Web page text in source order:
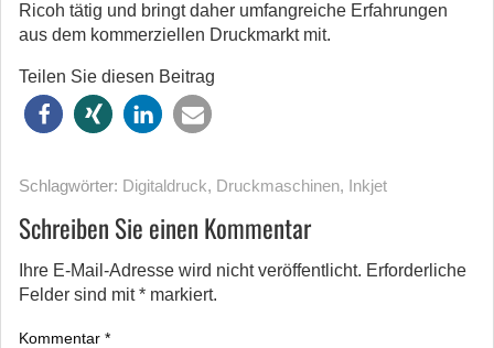
Ricoh tätig und bringt daher umfangreiche Erfahrungen
aus dem kommerziellen Druckmarkt mit.
Teilen Sie diesen Beitrag
Schlagwörter: Digitaldruck, Druckmaschinen, Inkjet
Schreiben Sie einen Kommentar
Ihre E-Mail-Adresse wird nicht veröffentlicht. Erforderliche
Felder sind mit* markiert.
Kommentar *